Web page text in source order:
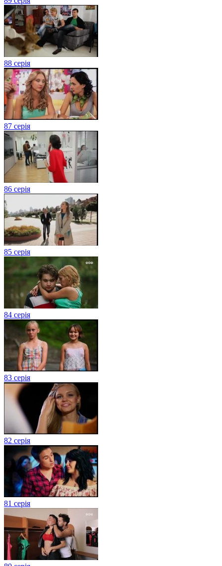
88 серія
87 серія
86 серія
85 серія
84 серія
83 серія
82 серія
81 серія